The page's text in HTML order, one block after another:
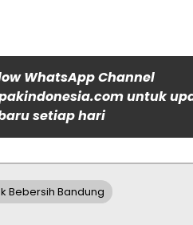
WhatsApp Channel
untuk
setiap hari
Bebersih Bandung